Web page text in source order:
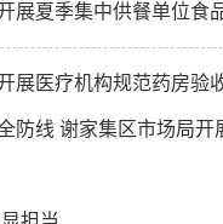
展夏季集中供餐单位食
展医疗机构规范药房验
防线 谢家集区市场局